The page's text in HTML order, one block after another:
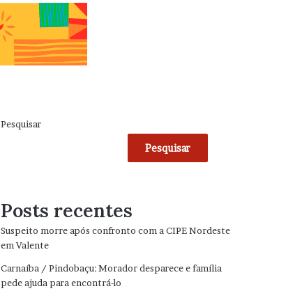
Pesquisar
Pesquisar
Posts recentes
Suspeito morre após confronto com a CIPE Nordeste
em Valente
Carnaíba / Pindobaçu: Morador desparece e família
pede ajuda para encontrá-lo